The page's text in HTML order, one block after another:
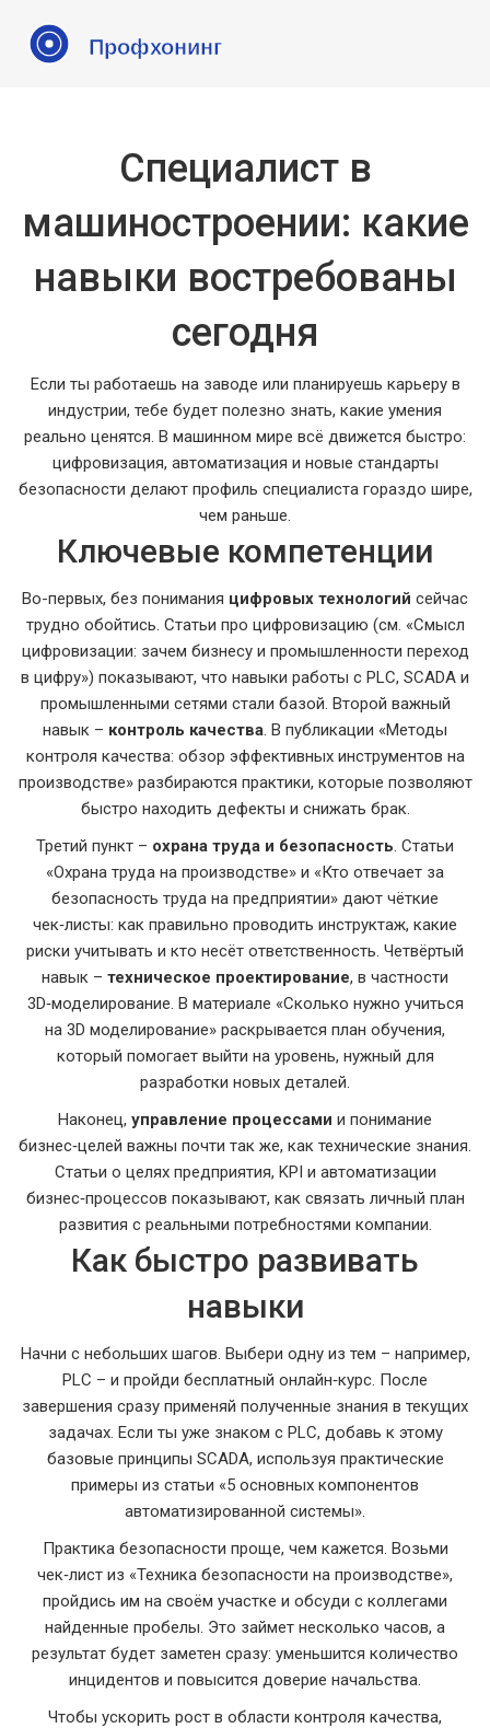
Специалист в
машиностроении: какие
навыки востребованы
сегодня
Если ты работаешь на заводе или планируешь карьеру в
индустрии, тебе будет полезно знать, какие умения
реально ценятся. В машинном мире всё движется быстро:
цифровизация, автоматизация и новые стандарты
безопасности делают профиль специалиста гораздо шире,
чем раньше.
Ключевые компетенции
Во-первых, без понимания цифровых технологий сейчас
трудно обойтись. Статьи про цифровизацию (см. «Смысл
цифровизации: зачем бизнесу и промышленности переход
в цифру») показывают, что навыки работы с PLC, SCADA и
промышленными сетями стали базой. Второй важный
навык – контроль качества. В публикации «Методы
контроля качества: обзор эффективных инструментов на
производстве» разбираются практики, которые позволяют
быстро находить дефекты и снижать брак.
Третий пункт – охрана труда и безопасность. Статьи
«Охрана труда на производстве» и «Кто отвечает за
безопасность труда на предприятии» дают чёткие
чек‑листы: как правильно проводить инструктаж, какие
риски учитывать и кто несёт ответственность. Четвёртый
навык – техническое проектирование, в частности
3D‑моделирование. В материале «Сколько нужно учиться
на 3D моделирование» раскрывается план обучения,
который помогает выйти на уровень, нужный для
разработки новых деталей.
Наконец, управление процессами и понимание
бизнес‑целей важны почти так же, как технические знания.
Статьи о целях предприятия, KPI и автоматизации
бизнес‑процессов показывают, как связать личный план
развития с реальными потребностями компании.
Как быстро развивать
навыки
Начни с небольших шагов. Выбери одну из тем – например,
PLC – и пройди бесплатный онлайн‑курс. После
завершения сразу применяй полученные знания в текущих
задачах. Если ты уже знаком с PLC, добавь к этому
базовые принципы SCADA, используя практические
примеры из статьи «5 основных компонентов
автоматизированной системы».
Практика безопасности проще, чем кажется. Возьми
чек‑лист из «Техника безопасности на производстве»,
пройдись им на своём участке и обсуди с коллегами
найденные пробелы. Это займет несколько часов, а
результат будет заметен сразу: уменьшится количество
инцидентов и повысится доверие начальства.
Чтобы ускорить рост в области контроля качества,